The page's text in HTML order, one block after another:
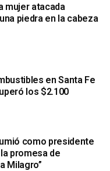
mujer atacada
piedra en la cabeza
en Santa Fe
los $2.100
como presidente
promesa de
Milagro”